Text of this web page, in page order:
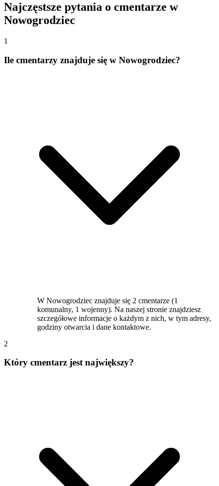
Najczęstsze pytania o cmentarze w
Nowogrodziec
1
Ile cmentarzy znajduje się w Nowogrodziec?
W Nowogrodziec znajduje się 2 cmentarze (1
komunalny, 1 wojenny). Na naszej stronie znajdziesz
szczegółowe informacje o każdym z nich, w tym adresy,
godziny otwarcia i dane kontaktowe.
2
Który cmentarz jest największy?